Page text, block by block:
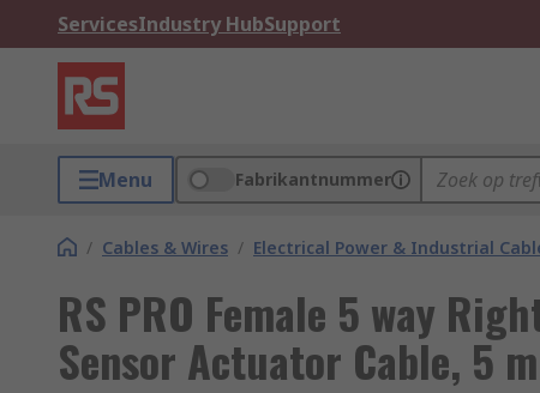
ServicesIndustry HubSupport
Menu Fabrikantnummer
/ Cables & Wires / Electrical Power & Industrial
RS PRO Female 5 way
Sensor Actuator Cable, 5 m